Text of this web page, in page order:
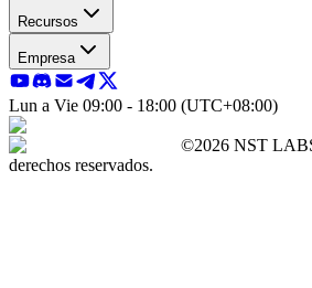
Recursos
Empresa
Lun a Vie 09:00 - 18:00 (UTC+08:00)
©2026 NST
derechos reservados.